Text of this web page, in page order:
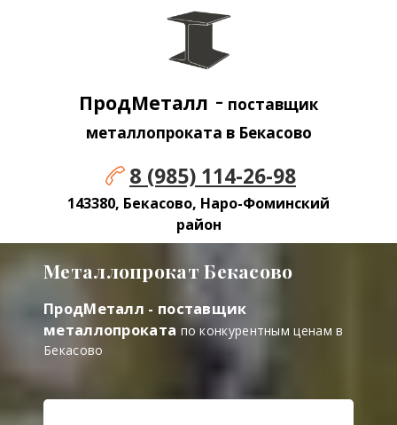
ПродМеталл - поставщик
металлопроката в Бекасово
8 (985) 114-26-98
143380, Бекасово, Наро-Фоминский
район
Металлопрокат Бекасово
ПродМеталл - поставщик
металлопроката по конкурентным ценам в
Бекасово